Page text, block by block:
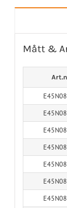
Mått &